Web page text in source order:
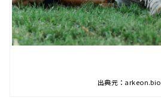
出典元：arkeon.bio